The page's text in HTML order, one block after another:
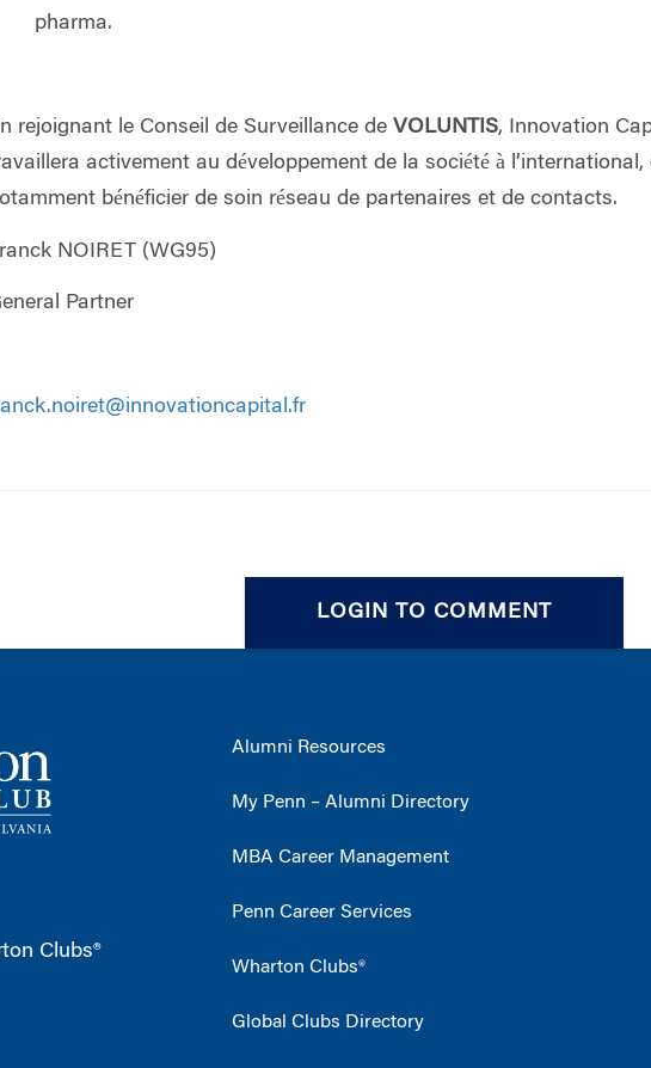
pharma.
rejoignant le Conseil de Surveillance de VOLUNTIS, Innovation
activement au développement de la société à
bénéficier de soin réseau de partenaires et de contacts.
NOIRET (WG95)
Partner
LOGIN TO COMMENT
Clubs®
Alumni Resources
My Penn – Alumni Directory
MBA Career Management
Penn Career Services
Wharton Clubs®
Global Clubs Directory